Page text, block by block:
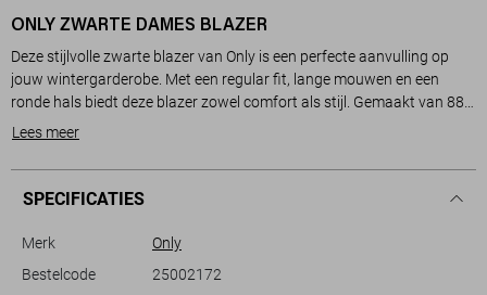
ONLY ZWARTE DAMES BLAZER
Deze stijlvolle zwarte blazer van Only is een perfecte aanvulling op
jouw wintergarderobe. Met een regular fit, lange mouwen en een
ronde hals biedt deze blazer zowel comfort als stijl. Gemaakt van 88%
polyester en 12% elastan, voelt hij zacht aan en beweegt soepel met
uitstraling, terwijl de paspelzakken subtiele details toevoegen. Deze
blazer is ideaal voor dagelijks gebruik en sluit naadloos aan bij een
Of je nu een dag op kantoor hebt of een avondje uitgaat, deze Only
bij diverse outfits, van een chique pantalon tot een relaxte jeans voor
Lees meer
SPECIFICATIES
Merk
Only
Bestelcode
25002172